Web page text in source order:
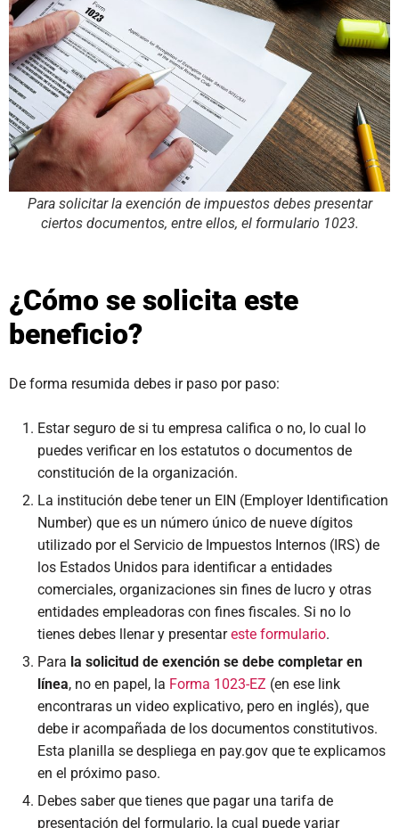
Para solicitar la exención de impuestos debes presentar
ciertos documentos, entre ellos, el formulario 1023.
¿Cómo se solicita este
beneficio?
De forma resumida debes ir paso por paso:
Estar seguro de si tu empresa califica o no, lo cual lo
puedes verificar en los estatutos o documentos de
constitución de la organización.
La institución debe tener un EIN (Employer Identification
Number) que es un número único de nueve dígitos
utilizado por el Servicio de Impuestos Internos (IRS) de
los Estados Unidos para identificar a entidades
comerciales, organizaciones sin fines de lucro y otras
entidades empleadoras con fines fiscales. Si no lo
tienes debes llenar y presentareste formulario.
Para la solicitud de exención se debe completar en
línea, no en papel, la Forma 1023-EZ (en ese link
encontraras un video explicativo, pero en inglés), que
debe ir acompañada de los documentos constitutivos.
Esta planilla se despliega en pay.gov que te explicamos
en el próximo paso.
Debes saber que tienes que pagar una tarifa de
presentación del formulario, la cual puede variar